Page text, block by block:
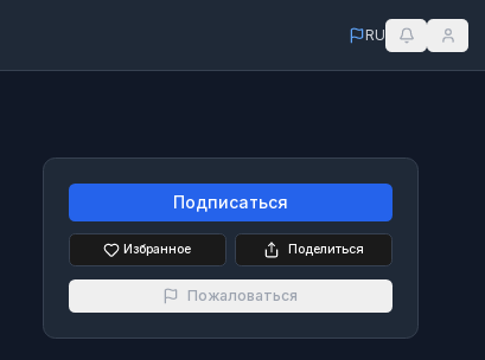
RU
Подписаться
Избранное Поделиться
Пожаловаться